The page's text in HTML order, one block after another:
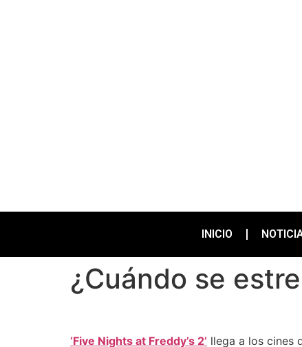
INICIO
¿Cuándo se
‘Five Nights at Freddy’s 2’ llega a los cines